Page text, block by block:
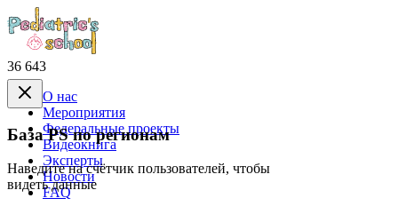
36 643
База PS по регионам
Наведите на счётчик пользователей, чтобы
видеть данные
О нас
Mероприятия
Федеральные проекты
Видеокнига
Эксперты
Новости
FAQ